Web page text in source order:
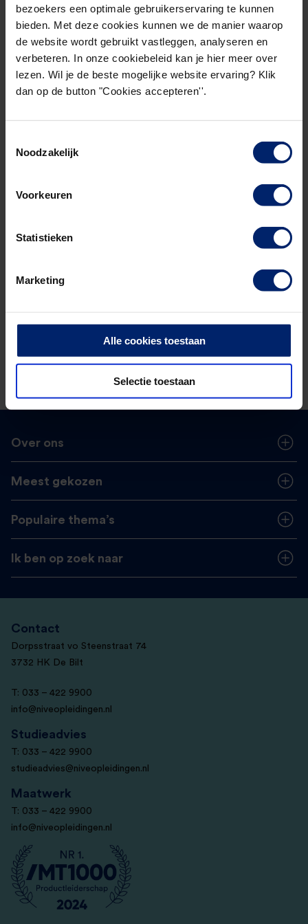
bezoekers een optimale gebruikerservaring te kunnen
bieden. Met deze cookies kunnen we de manier waarop
de website wordt gebruikt vastleggen, analyseren en
verbeteren. In onze cookiebeleid kan je hier meer over
lezen. Wil je de beste mogelijke website ervaring? Klik
dan op de button "Cookies accepteren''.
Noodzakelijk
Voorkeuren
Statistieken
Marketing
Alle cookies toestaan
Selectie toestaan
ontmoeten. Voor eventuele vragen kun je ons
natuurlijk altijd even mailen of bellen via
onderstaande contactgegevens.
Veel succes en bovenal plezier bij het volgen van
Blijf verbonden!
Wil je op de hoogte blijven van inhoud,
Sluit je aan bij ons netwerk
Over ons
Meest gekozen
Populaire thema’s
Ik ben op zoek naar
Contact
Dorpsstraat vo Steenstraat 74
3732 HK De Bilt
T: 033 – 422 9900
info@niveopleidingen.nl
Studieadvies
T: 033 – 422 9900
studieadvies@niveopleidingen.nl
Maatwerk
T: 033 – 422 9900
info@niveopleidingen.nl